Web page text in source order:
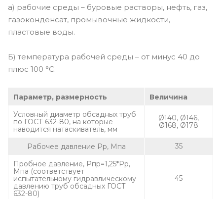
а) рабочие среды – буровые растворы, нефть, газ,
газоконденсат, промывочные жидкости,
пластовые воды.
Б) температура рабочей среды – от минус 40 до
плюс 100 °С.
Параметр, размерность
Величина
Условный диаметр обсадных труб
по ГОСТ 632-80, на которые
наводится натаскиватель, мм
Ø140, Ø146,
Ø168, Ø178
Рабочее давление Рр, Мпа
35
Пробное давление, Рпр=1,25*Рр,
Мпа (соответствует
испытательному гидравлическому
давлению труб обсадных ГОСТ
632-80)
45